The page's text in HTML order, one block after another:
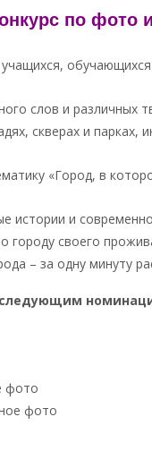
по фото
слов и различных
скверах и парках,
«Город, в
истории и
городу своего
– за одну минуту
следующим
фото
фото